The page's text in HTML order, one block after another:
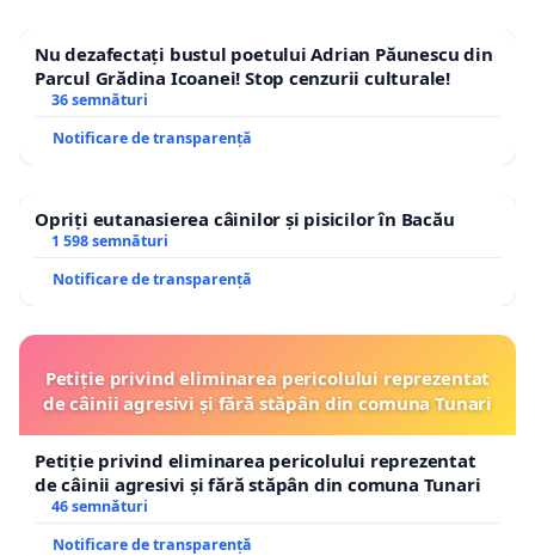
Nu dezafectați bustul poetului Adrian Păunescu din
Parcul Grădina Icoanei! Stop cenzurii culturale!
36 semnături
Notificare de transparență
Opriți eutanasierea câinilor și pisicilor în Bacău
1 598 semnături
Notificare de transparență
Petiție privind eliminarea pericolului reprezentat
de câinii agresivi și fără stăpân din comuna Tunari
Petiție privind eliminarea pericolului reprezentat
de câinii agresivi și fără stăpân din comuna Tunari
46 semnături
Notificare de transparență